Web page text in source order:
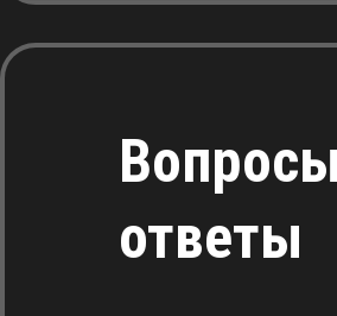
ответы